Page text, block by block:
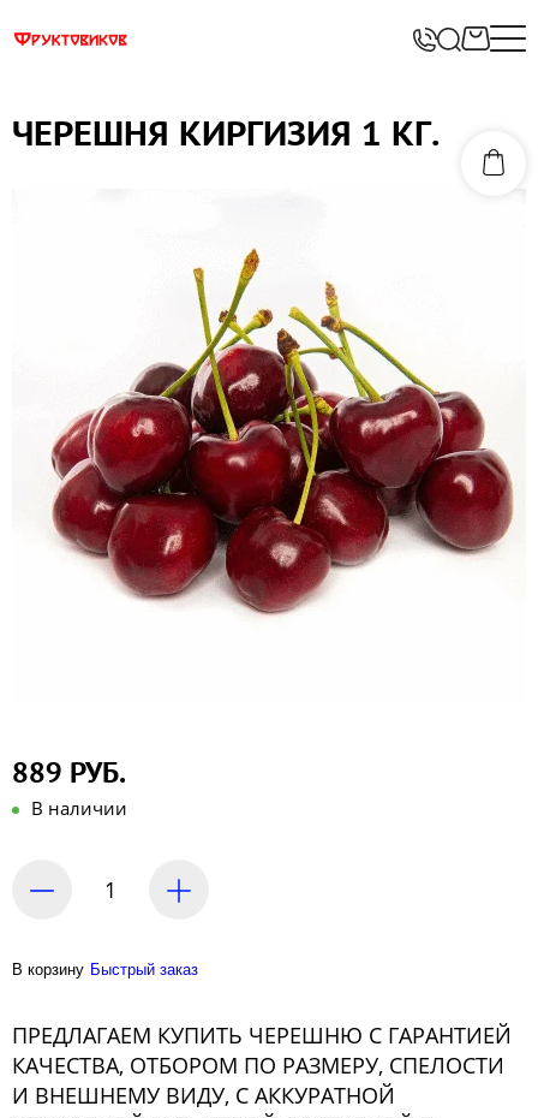
ЧЕРЕШНЯ КИРГИЗИЯ 1 КГ.
889 РУБ.
В наличии
В корзину Быстрый заказ
ПРЕДЛАГАЕМ КУПИТЬ ЧЕРЕШНЮ С ГАРАНТИЕЙ
КАЧЕСТВА, ОТБОРОМ ПО РАЗМЕРУ, СПЕЛОСТИ
И ВНЕШНЕМУ ВИДУ, С АККУРАТНОЙ